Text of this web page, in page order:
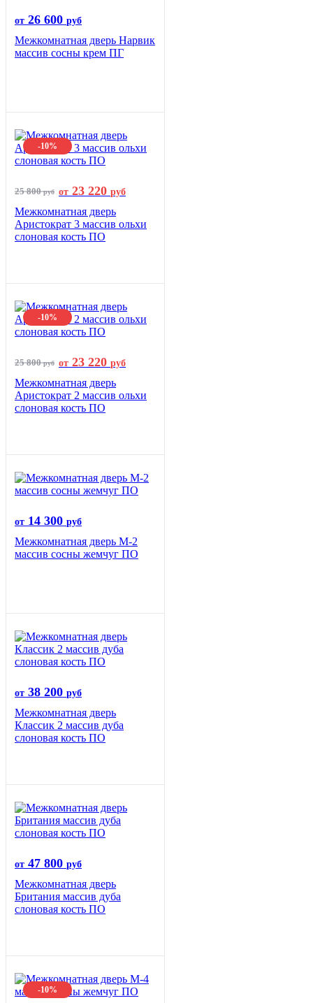
от 26 600 руб
Межкомнатная дверь Нарвик
массив сосны крем ПГ
-10%
25 800руб от 23 220 руб
Межкомнатная дверь
Аристократ 3 массив ольхи
слоновая кость ПО
-10%
25 800руб от 23 220 руб
Межкомнатная дверь
Аристократ 2 массив ольхи
слоновая кость ПО
от 14 300 руб
Межкомнатная дверь М-2
массив сосны жемчуг ПО
от 38 200 руб
Межкомнатная дверь
Классик 2 массив дуба
слоновая кость ПО
от 47 800 руб
Межкомнатная дверь
Британия массив дуба
слоновая кость ПО
-10%